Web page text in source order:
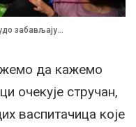
забављају…
да кажемо
очекује стручан,
васпитачица које